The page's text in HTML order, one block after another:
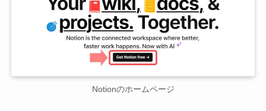
Notionのホームページ